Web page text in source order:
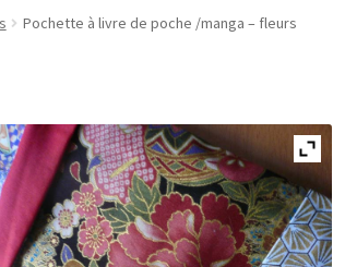
My Account Paiement Panier Plan du site
Pochette à livre de poche /manga – fleurs